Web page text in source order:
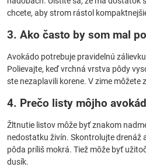
chcete, aby strom rástol
3. Ako často by som mal
Avokádo potrebuje pravidelnú
Polievajte, keď vrchná vrstva pôdy
ste nezaplavili korene. V zime môžete
4. Prečo listy môjho
Žltnutie listov môže byť znakom
nedostatku živín. Skontrolujte drenáž
pôda príliš mokrá. Tiež môže byť
dusík.